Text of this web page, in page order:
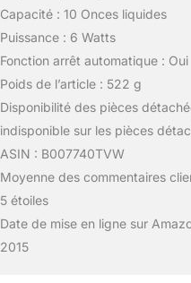
Capacité : 10 Onces liquides
Puissance : 6 Watts
Fonction arrêt automatique : Oui
Poids de l’article : 522 g
Disponibilité des pièces
indisponible sur les pièces
ASIN : B007740TVW
Moyenne des commentaires
5 étoiles
Date de mise en ligne sur
2015